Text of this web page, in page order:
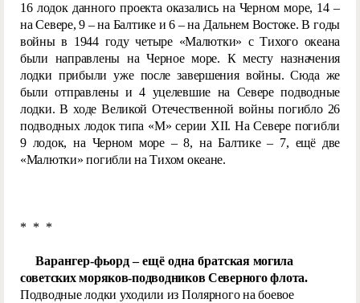
16 лодок данного проекта оказались на Черном море, 14 –
на Севере, 9 – на Балтике и 6 – на Дальнем Востоке. В годы
войны в 1944 году четыре «Малютки» с Тихого океана
были направлены на Черное море. К месту назначения
лодки прибыли уже после завершения войны. Сюда же
были отправлены и 4 уцелевшие на Севере подводные
лодки. В ходе Великой Отечественной войны погибло 26
подводных лодок типа «М» серии XII. На Севере погибли
9 лодок, на Черном море – 8, на Балтике – 7, ещё две
«Малютки» погибли на Тихом океане.
* * *
Варангер-фьорд – ещё одна братская могила
советских моряков-подводников Северного флота.
Подводные лодки уходили из Полярного на боевое